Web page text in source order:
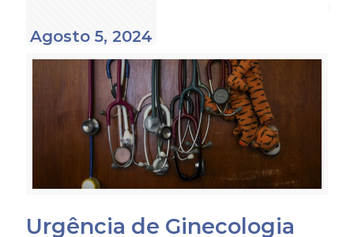
Agosto 5, 2024
Urgência de Ginecologia